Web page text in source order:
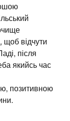
відчути
після
якийсь час
позитивною